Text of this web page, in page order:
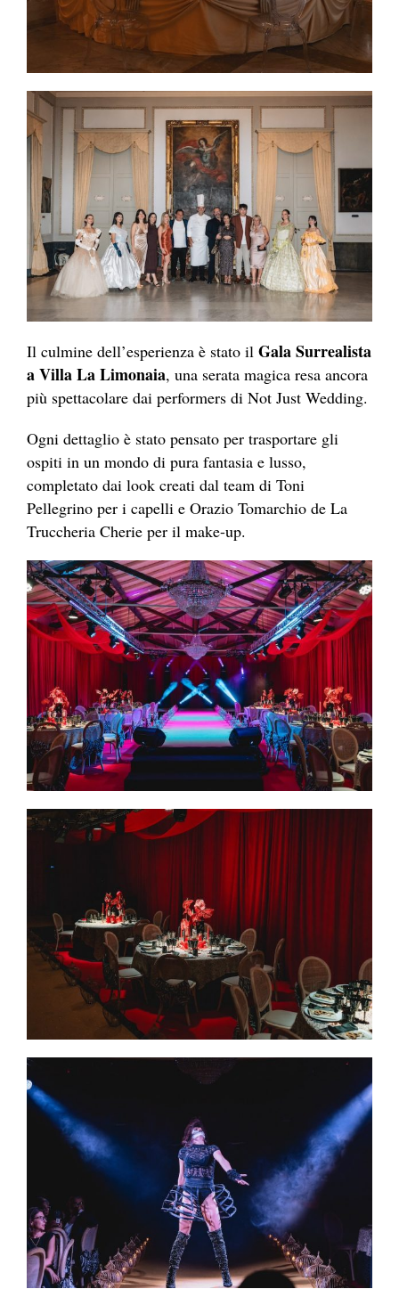
Il culmine dell’esperienza è stato il Gala Surrealista
a Villa La Limonaia, una serata magica resa ancora
più spettacolare dai performers di Not Just Wedding.
Ogni dettaglio è stato pensato per trasportare gli
ospiti in un mondo di pura fantasia e lusso,
completato dai look creati dal team di Toni
Pellegrino per i capelli e Orazio Tomarchio de La
Truccheria Cherie per il make-up.